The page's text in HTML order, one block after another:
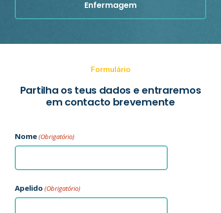
Enfermagem
Formulário
Partilha os teus dados e entraremos
em contacto brevemente
Nome(Obrigatório)
Apelido (Obrigatório)